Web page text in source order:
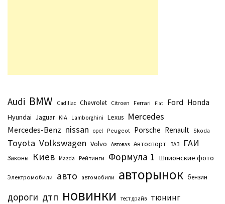
Audi BMW Cadillac Chevrolet Citroen Ferrari Fiat Ford Honda
Hyundai Jaguar KIA Lamborghini Lexus Mercedes
Mercedes-Benz nissan opel Peugeot Porsche Renault Skoda
Toyota Volkswagen Volvo Автоваз Автоспорт ВАЗ ГАИ
Законы Киев Маzda Рейтинги Формула 1 Шпионские фото
Электромобили авто автомобили авторынок бензин
дороги дтп новинки тест драйв тюнинг